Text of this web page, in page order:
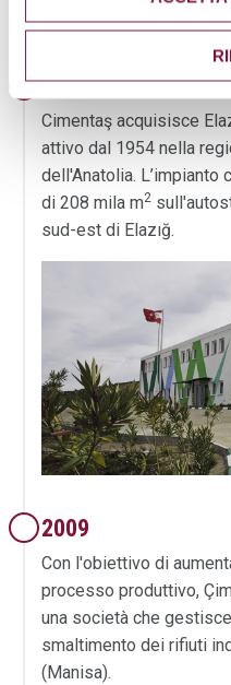
2006
Cimentaş acquisisce
attivo dal 1954 nella
dell'Anatolia. L’impianto
di 208 mila m2
sud-est di Elazığ.
2009
Con l'obiettivo di
processo produttivo,
una società che
smaltimento dei rifiuti
(Manisa).